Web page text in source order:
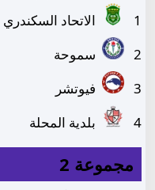
1
الاتحاد السكندري
2
سموحة
3
فيوتشر
4
بلدية المحلة
مجموعة 2